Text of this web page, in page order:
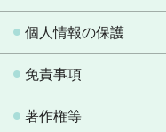
個人情報の保護
免責事項
著作権等